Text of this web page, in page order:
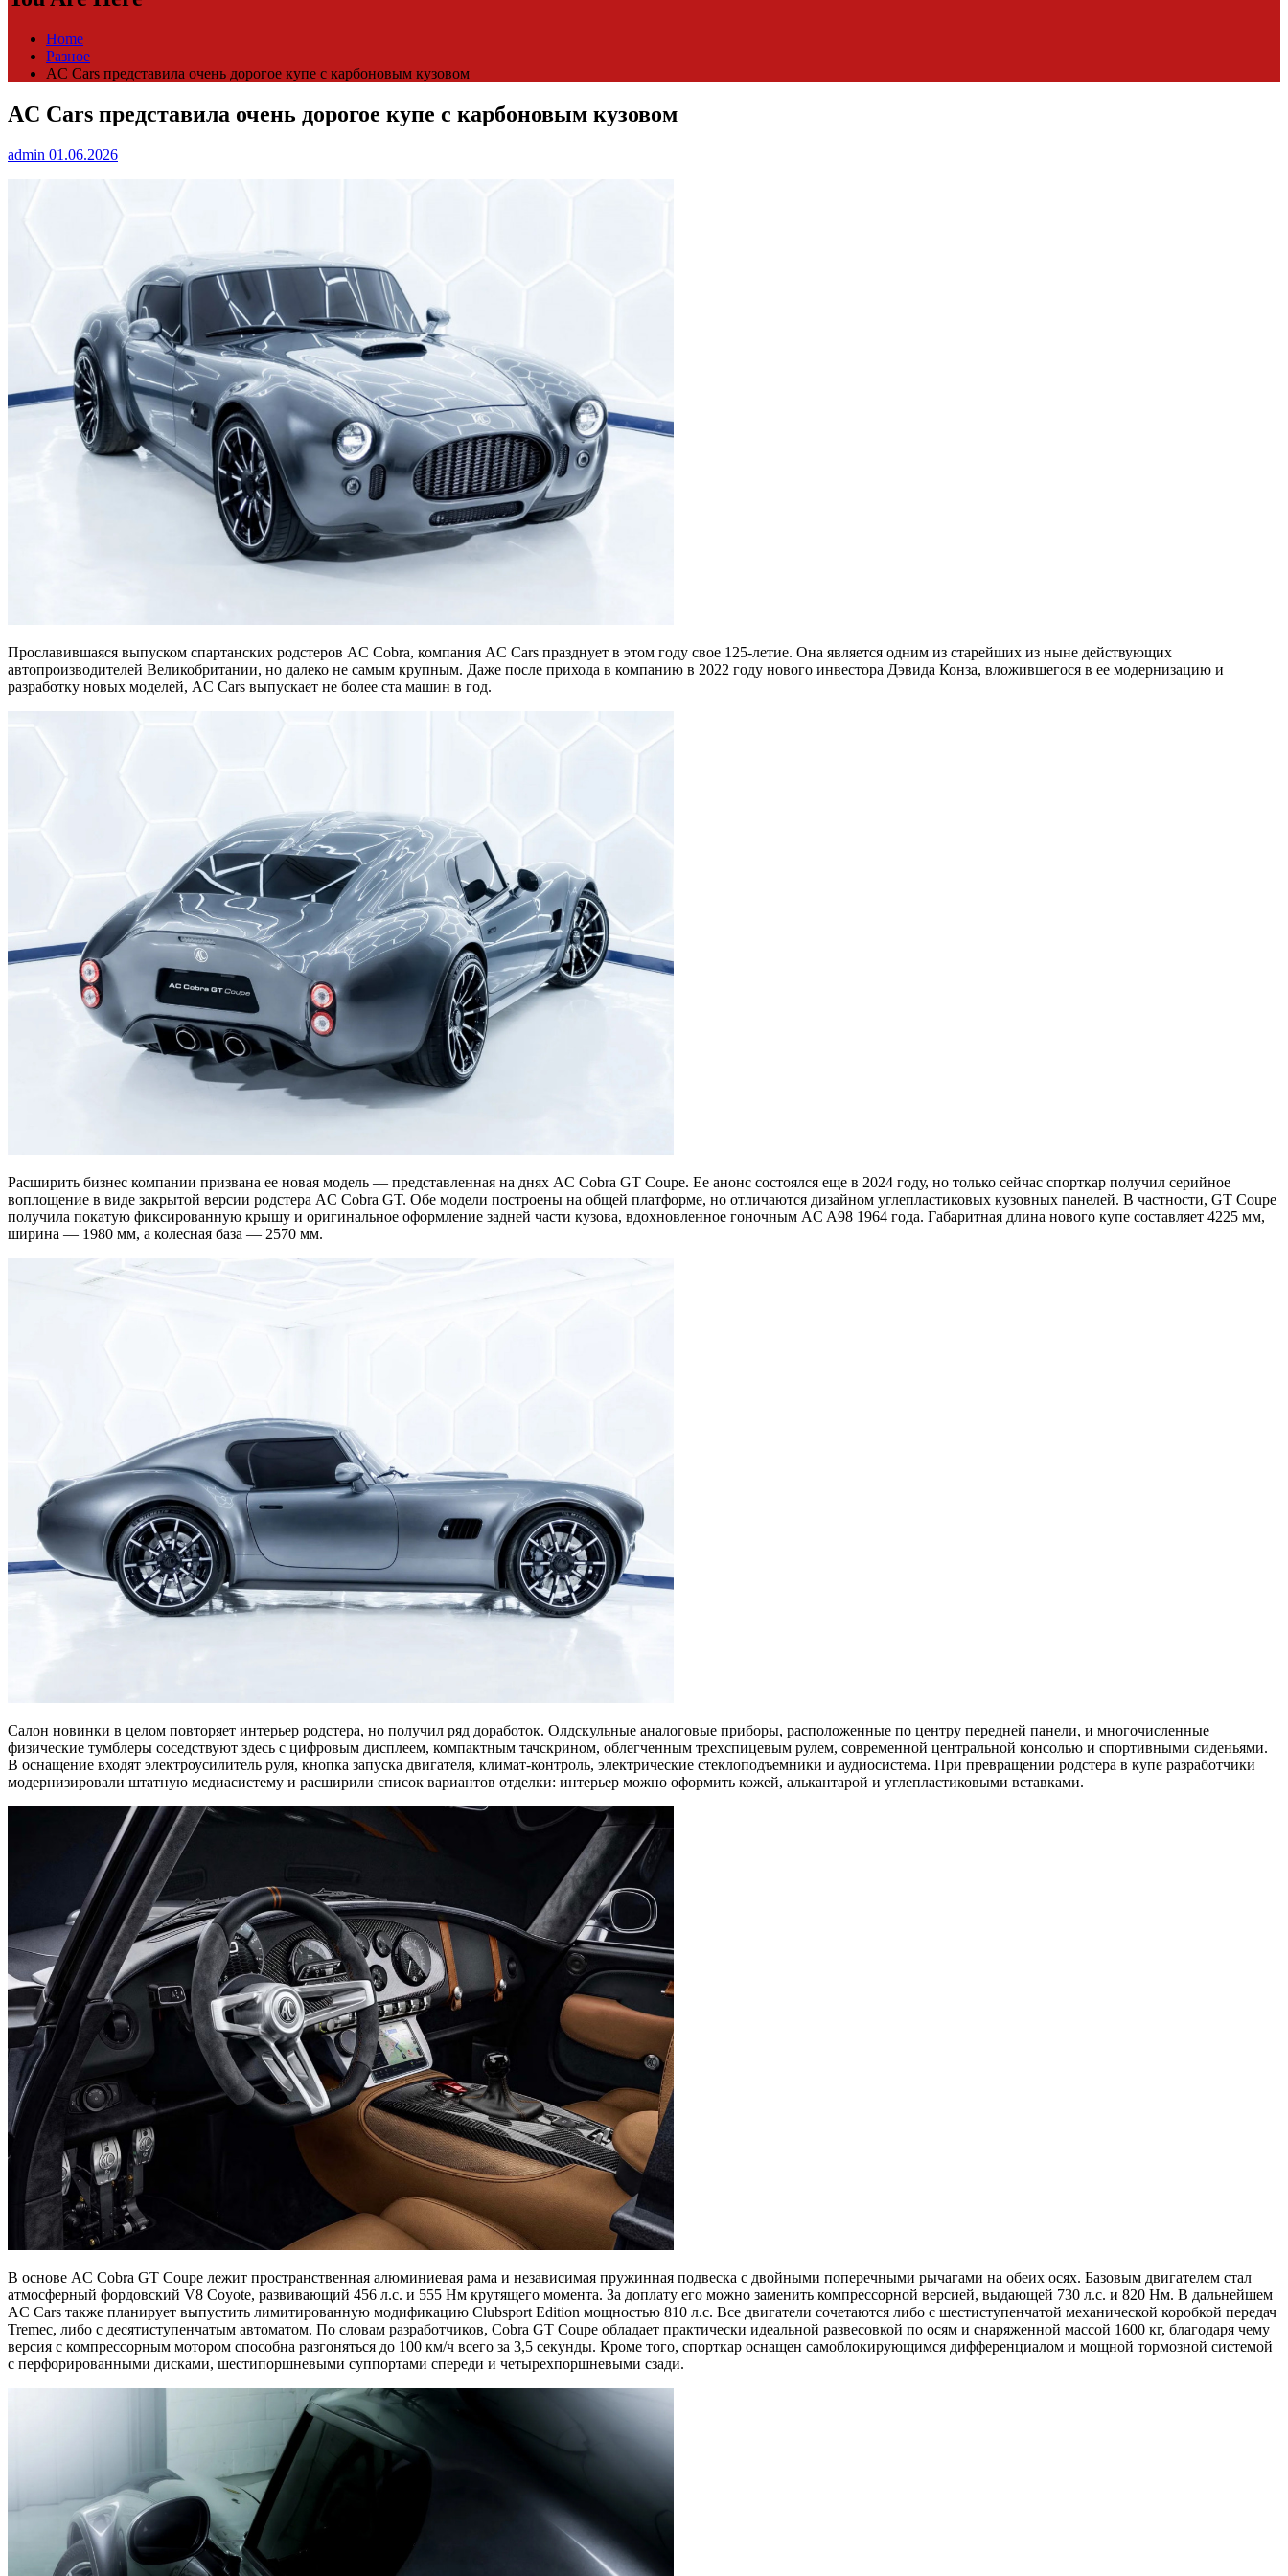
Home
Разное
AC Cars представила очень дорогое купе с карбоновым кузовом
AC Cars представила очень дорогое купе с карбоновым кузовом
admin 01.06.2026
Прославившаяся выпуском спартанских родстеров AC Cobra, компания AC Cars празднует в этом году свое 125-летие. Она является одним из старейших из ныне действующих
автопроизводителей Великобритании, но далеко не самым крупным. Даже после прихода в компанию в 2022 году нового инвестора Дэвида Конза, вложившегося в ее модернизацию и
разработку новых моделей, AC Cars выпускает не более ста машин в год.
Расширить бизнес компании призвана ее новая модель — представленная на днях AC Cobra GT Coupe. Ее анонс состоялся еще в 2024 году, но только сейчас спорткар получил серийное
воплощение в виде закрытой версии родстера AC Cobra GT. Обе модели построены на общей платформе, но отличаются дизайном углепластиковых кузовных панелей. В частности, GT Coupe
получила покатую фиксированную крышу и оригинальное оформление задней части кузова, вдохновленное гоночным AC A98 1964 года. Габаритная длина нового купе составляет 4225 мм,
ширина — 1980 мм, а колесная база — 2570 мм.
Салон новинки в целом повторяет интерьер родстера, но получил ряд доработок. Олдскульные аналоговые приборы, расположенные по центру передней панели, и многочисленные
физические тумблеры соседствуют здесь с цифровым дисплеем, компактным тачскрином, облегченным трехспицевым рулем, современной центральной консолью и спортивными сиденьями.
В оснащение входят электроусилитель руля, кнопка запуска двигателя, климат-контроль, электрические стеклоподъемники и аудиосистема. При превращении родстера в купе разработчики
модернизировали штатную медиасистему и расширили список вариантов отделки: интерьер можно оформить кожей, алькантарой и углепластиковыми вставками.
В основе AC Cobra GT Coupe лежит пространственная алюминиевая рама и независимая пружинная подвеска с двойными поперечными рычагами на обеих осях. Базовым двигателем стал
атмосферный фордовский V8 Coyote, развивающий 456 л.с. и 555 Нм крутящего момента. За доплату его можно заменить компрессорной версией, выдающей 730 л.с. и 820 Нм. В дальнейшем
AC Cars также планирует выпустить лимитированную модификацию Clubsport Edition мощностью 810 л.с. Все двигатели сочетаются либо с шестиступенчатой механической коробкой передач
Tremec, либо с десятиступенчатым автоматом. По словам разработчиков, Cobra GT Coupe обладает практически идеальной развесовкой по осям и снаряженной массой 1600 кг, благодаря чему
версия с компрессорным мотором способна разгоняться до 100 км/ч всего за 3,5 секунды. Кроме того, спорткар оснащен самоблокирующимся дифференциалом и мощной тормозной системой
с перфорированными дисками, шестипоршневыми суппортами спереди и четырехпоршневыми сзади.